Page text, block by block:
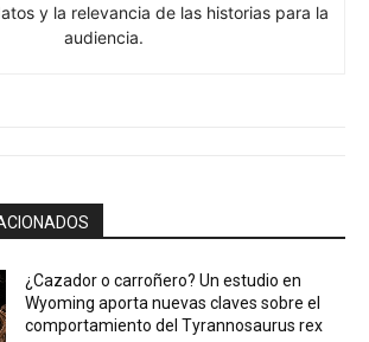
y la relevancia de las historias para la
audiencia.
¿Cazador o carroñero? Un estudio en
Wyoming aporta nuevas claves sobre el
comportamiento del Tyrannosaurus rex